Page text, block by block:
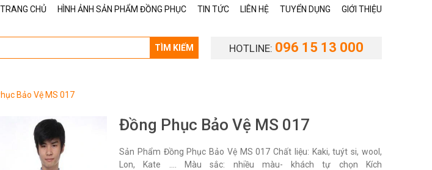
TRANG CHỦ HÌNH ẢNH SẢN PHẨM ĐỒNG PHỤC TIN TỨC LIÊN HỆ TUYỂN DỤNG GIỚI THIỆU
HOTLINE: 096 15 13 000
TÌM KIẾM
Bảo Vệ MS 017
Đồng Phục Bảo Vệ MS 017
Sản Phẩm Đồng Phục Bảo Vệ MS 017 Chất liệu: Kaki, tuýt si, wool,
Lon, Kate …. Màu sắc: nhiều màu- khách tự chọn Kích